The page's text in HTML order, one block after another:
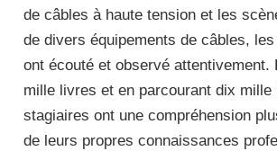
de câbles à haute tension et les
de divers équipements de câbles,
ont écouté et observé attentivement.
mille livres et en parcourant dix
stagiaires ont une compréhension
de leurs propres connaissances